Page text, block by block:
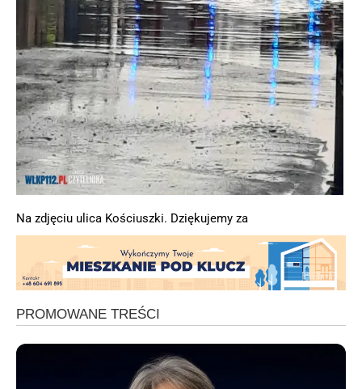
Na zdjęciu ulica Kościuszki. Dziękujemy za